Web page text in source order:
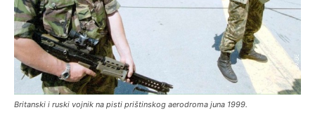
Britanski i ruski vojnik na pisti prištinskog aerodroma juna 1999.